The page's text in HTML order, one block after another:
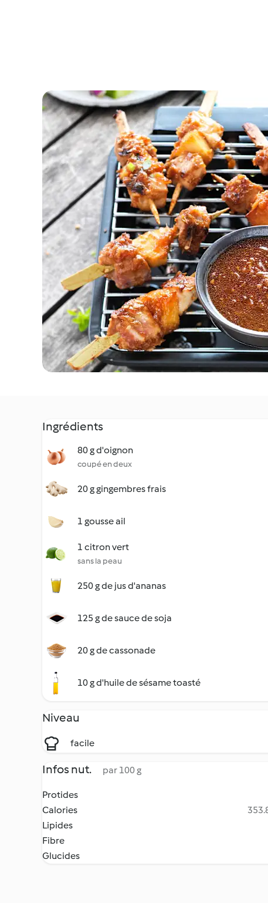
Ingrédients
80 g d'oignon
coupé en deux
20 g gingembres frais
1 gousse ail
1 citron vert
sans la peau
250 g de jus d'ananas
125 g de sauce de soja
20 g de cassonade
10 g d'huile de sésame toasté
Niveau
facile
Infos nut. par 100 g
Protides
Calories
Lipides
Fibre
Glucides